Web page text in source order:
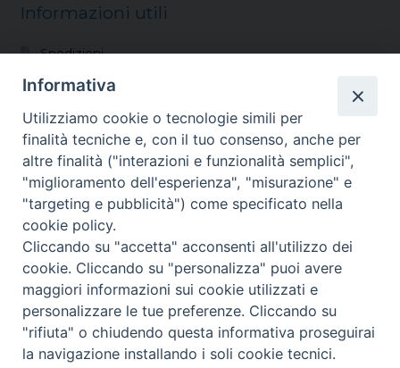
Informazioni utili
Spedizioni
Modalità di pagamento
Reso
Vocazioni
Shop
Blog
Chi siamo
Contatti
© FONDAZIONE DI RELIGIONE SANTI FRANCESCO
D’ASSISI E CATERINA DA SIENA 2026
Privacy Policy
Informativa
Utilizziamo cookie o tecnologie simili per
finalità tecniche e, con il tuo consenso, anche per
altre finalità ("interazioni e funzionalità semplici",
"miglioramento dell'esperienza", "misurazione" e
"targeting e pubblicità") come specificato nella
cookie policy.
Cliccando su "accetta" acconsenti all'utilizzo dei
cookie. Cliccando su "personalizza" puoi avere
maggiori informazioni sui cookie utilizzati e
personalizzare le tue preferenze. Cliccando su
"rifiuta" o chiudendo questa informativa proseguirai
la navigazione installando i soli cookie tecnici.